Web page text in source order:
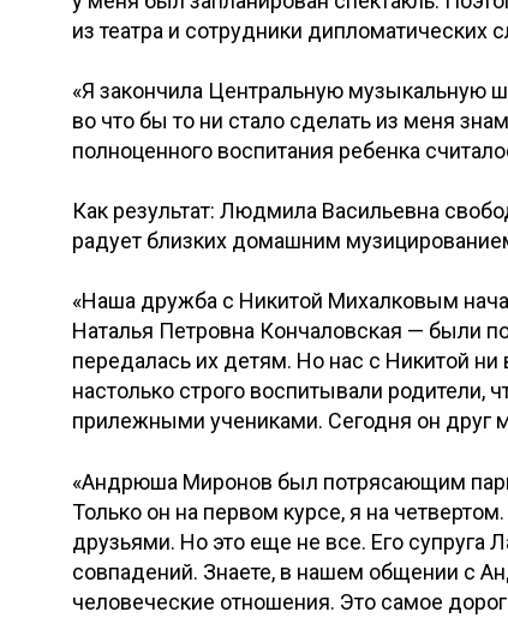
из театра и сотрудники дипломатических
«Я закончила Центральную музыкальную
во что бы то ни стало сделать из меня
полноценного воспитания ребенка
Как результат: Людмила Васильевна
радует близких домашним
«Наша дружба с Никитой Михалковым
Наталья Петровна Кончаловская — были
передалась их детям. Но нас с Никитой
настолько строго воспитывали родители,
прилежными учениками. Сегодня он друг
«Андрюша Миронов был потрясающим
Только он на первом курсе, я на
друзьями. Но это еще не все. Его супруга
совпадений. Знаете, в нашем общении с
человеческие отношения. Это самое